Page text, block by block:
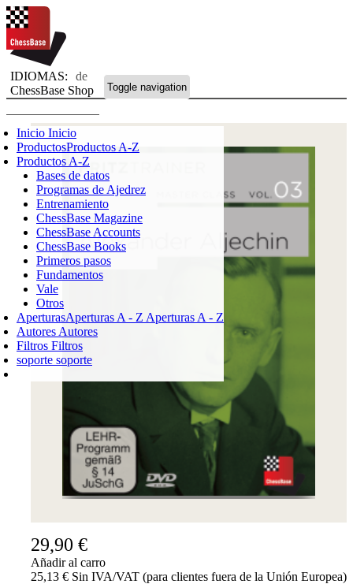
IDIOMAS:
de
ChessBase Shop
Toggle navigation
Inicio Inicio
ProductosProductos A-Z
Productos A-Z
Bases de datos
Programas de Ajedrez
Entrenamiento
ChessBase Magazine
ChessBase Accounts
ChessBase Books
Primeros pasos
Fundamentos
Vale
Otros
AperturasAperturas A - Z Aperturas A - Z
Autores Autores
Filtros Filtros
soporte soporte
Login
CARRO DE LA COMPRA
PRODUCTO
0,00 €
29,90 €
Añadir al carro
25,13 € Sin IVA/VAT (para clientes fuera de la Unión Europea)